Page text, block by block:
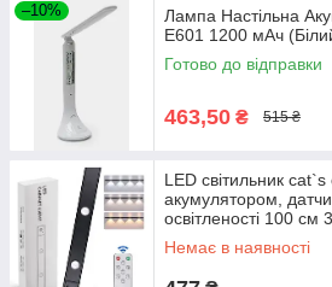
–10%
Лампа Настільна
E601 1200 мАч
Готово до відправки
463,50 ₴ 515 ₴
LED світильник
акумулятором,
освітленості 100 см
Немає в наявності